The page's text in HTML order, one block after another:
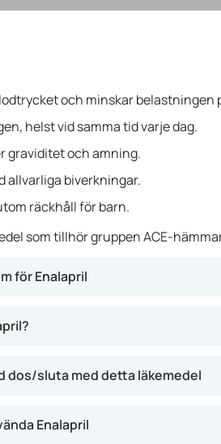
och minskar belastningen
helst vid samma tid varje dag.
graviditet och amning.
allvarliga biverkningar.
räckhåll för barn.
som tillhör gruppen ACE-
för Enalapril
dos/sluta med detta läkemedel
Enalapril